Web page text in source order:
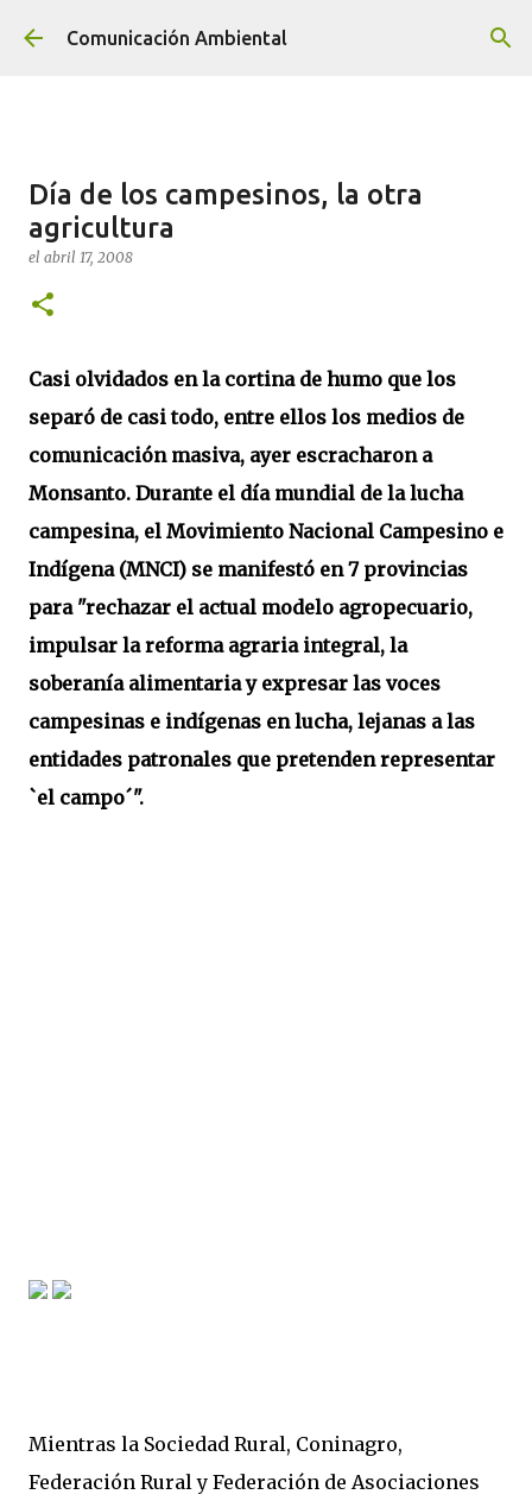
Ir al contenido principal
Comunicación Ambiental
Día de los campesinos, la otra
agricultura
el abril 17, 2008
Casi olvidados en la cortina de humo que los
separó de casi todo, entre ellos los medios de
comunicación masiva, ayer escracharon a
Monsanto. Durante el día mundial de la lucha
campesina, el Movimiento Nacional Campesino e
Indígena (MNCI) se manifestó en 7 provincias
para "rechazar el actual modelo agropecuario,
impulsar la reforma agraria integral, la
soberanía alimentaria y expresar las voces
campesinas e indígenas en lucha, lejanas a las
entidades patronales que pretenden representar
`el campo´".
Mientras la Sociedad Rural, Coninagro,
Federación Rural y Federación de Asociaciones